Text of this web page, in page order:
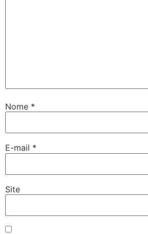
Nome *
E-mail *
Site